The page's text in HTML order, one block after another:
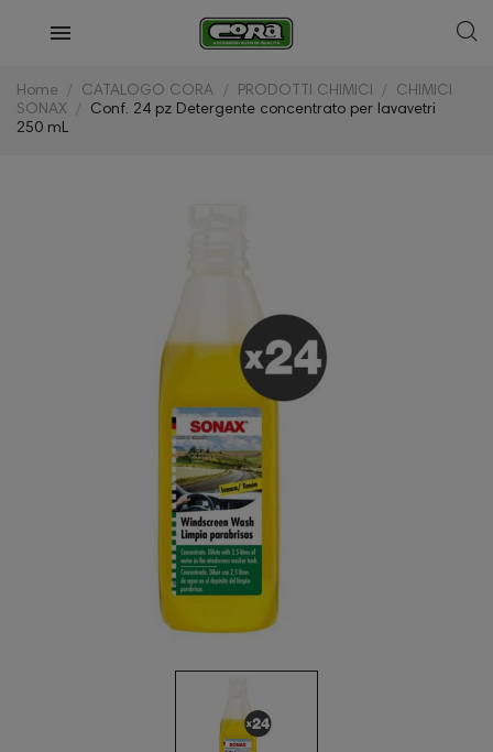
Home CATALOGO CORA PRODOTTI CHIMICI
CHIMICI
SONAX
Conf. 24 pz Detergente concentrato per lavavetri
250 mL